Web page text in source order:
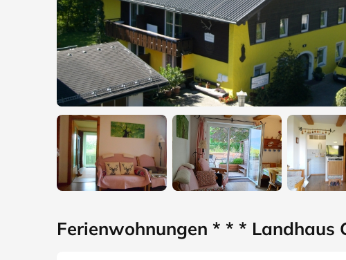
Ferienwohnungen * * * Landhaus